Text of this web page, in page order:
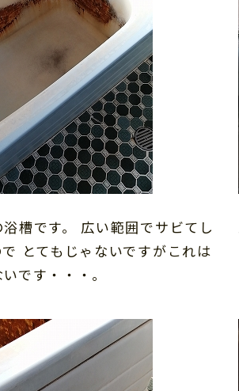
槽です。 広い範囲でサビてし
とてもじゃないですがこれは
です・・・。